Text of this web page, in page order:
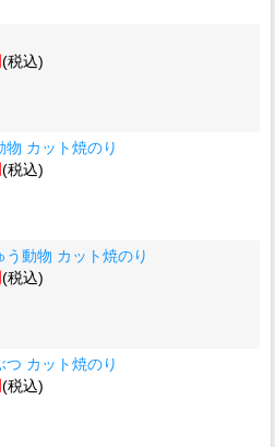
(税込)
カット焼のり
(税込)
う動物 カット焼のり
(税込)
カット焼のり
(税込)